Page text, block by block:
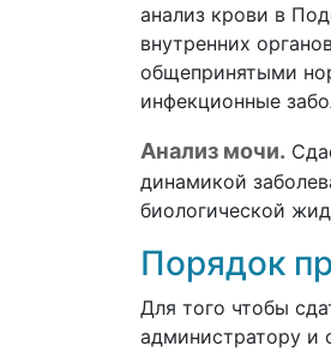
анализ крови в
внутренних
общепринятыми
инфекционные
Анализ мочи.
динамикой
биологической
Порядок
Для того чтобы
администратору и